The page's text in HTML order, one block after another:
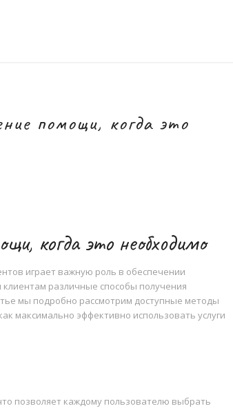
помощи, когда это
когда это необходимо
играет важную роль в обеспечении
различные способы получения
мы подробно рассмотрим доступные методы
максимально эффективно использовать услуги
позволяет каждому пользователю выбрать